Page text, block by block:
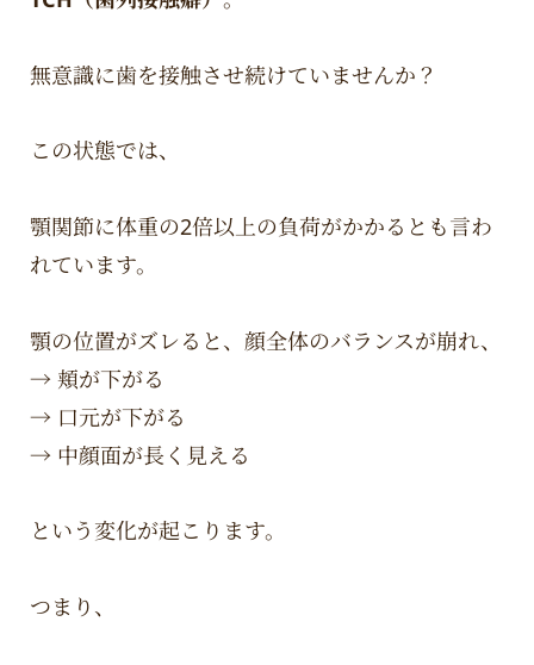
無意識に歯を接触させ続けていませんか？
この状態では、
顎関節に体重の2倍以上の負荷がかかるとも言わ
れています。
顎の位置がズレると、顔全体のバランスが崩れ、
→ 頬が下がる
→ 口元が下がる
→ 中顔面が長く見える
という変化が起こります。
つまり、